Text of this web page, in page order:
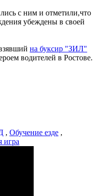
с ним и отметили,что
убеждены в своей
на буксир "ЗИЛ"
водителей в Ростове.
, Обучение езде ,
игра